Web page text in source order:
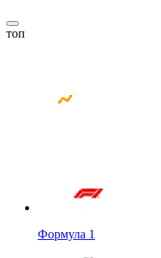
топ
Формула 1